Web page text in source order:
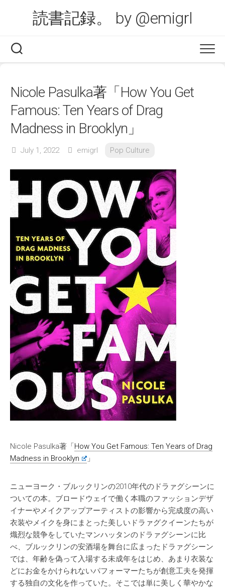
読書記録。 by @emigrl
Nicole Pasulka著「How You Get
Famous: Ten Years of Drag
Madness in Brooklyn」
July 1, 2022 emigrl Pop Culture
Nicole Pasulka著「How You Get Famous: Ten Years of Drag
Madness in Brooklyn
」
ニューヨーク・ブルックリンの2010年代のドラァグシーンに
ついての本。ブロードウェイで働く本職のファッションデザ
イナーやメイクアップアーティストの影響から完成度の高い
衣装やメイクを身にまとった美しいドラァグクイーンたちが
熾烈な競争をしていたマンハッタンのドラァグシーンに比
べ、ブルックリンの安酒場を舞台に広まったドラァグシーン
では、年齢を偽って入場する未成年をはじめ、あまり衣装な
どにお金をかけられないパフォーマーたちが創意工夫を発揮
する独自の文化を作っていた。そこでは単に美しく華やかな